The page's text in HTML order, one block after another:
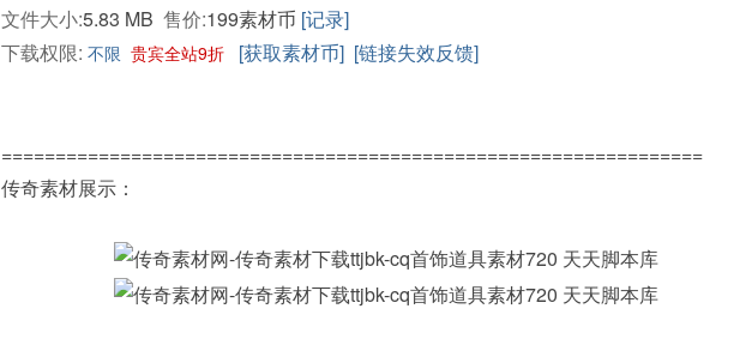
文件大小:5.83 MB 售价:199素材币 [记录]
下载权限: 不限 贵宾全站9折 [获取素材币] [链接失效反馈]
=================================================================
传奇素材展示：